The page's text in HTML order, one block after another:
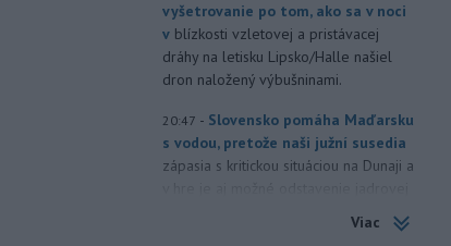
vyšetrovanie po tom, ako sa v noci
v blízkosti vzletovej a pristávacej
dráhy na letisku Lipsko/Halle našiel
dron naložený výbušninami.
20:47 - Slovensko pomáha Maďarsku
s vodou, pretože naši južní susedia
zápasia s kritickou situáciou na Dunaji a
Viac